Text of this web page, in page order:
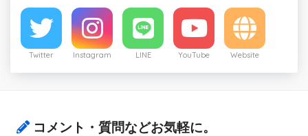
Twitter Instagram LINE YouTube Website
コメント・質問などお気軽に。